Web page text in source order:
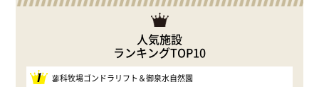
人気施設
ランキングTOP10
1 蓼科牧場ゴンドラリフト＆御泉水自然園